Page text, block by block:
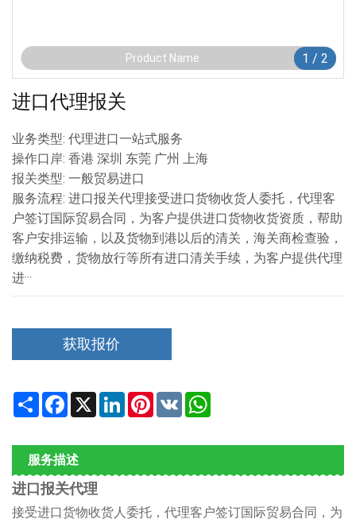
Product Name 1 / 2
进口代理报关
业务类型: 代理进口一站式服务
操作口岸: 香港 深圳 东莞 广州 上海
报关类型: 一般贸易进口
服务流程: 进口报关代理接受进口货物收货人委托，代理客
户签订国际贸易合同，为客户提供进口货物收货资质，帮助
客户安排运输，以及货物到港以后的清关，海关商检查验，
缴纳税费，货物放行等所有进口清关手续，为客户提供代理
进···
获取报价
Share Facebook
X LinkedInPinterest
VK
服务描述
进口报关代理
接受进口货物收货人委托，代理客户签订国际贸易合同，为